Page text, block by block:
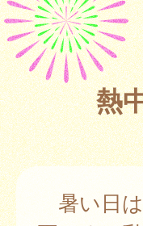
熱
暑い日